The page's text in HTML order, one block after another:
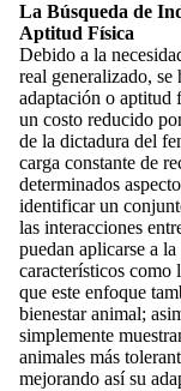
La Búsqueda de
Aptitud Física
Debido a la
real generalizado, se
adaptación o aptitud
un costo reducido
de la dictadura del
carga constante de
determinados
identificar un
las interacciones
puedan aplicarse a
característicos como
que este enfoque
bienestar animal;
simplemente
animales más
mejorando así su